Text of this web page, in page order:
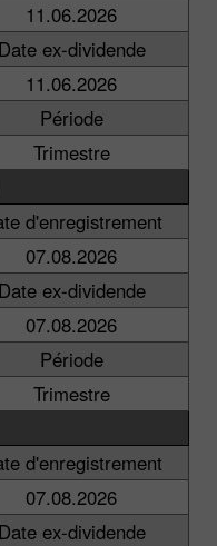
11.06.2026
Date ex-dividende
11.06.2026
Période
Trimestre
d'enregistrement
07.08.2026
Date ex-dividende
07.08.2026
Période
Trimestre
d'enregistrement
07.08.2026
Date ex-dividende